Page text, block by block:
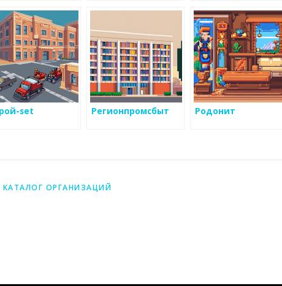
set Регионпромсбыт Родонит
КАТАЛОГ ОРГАНИЗАЦИЙ